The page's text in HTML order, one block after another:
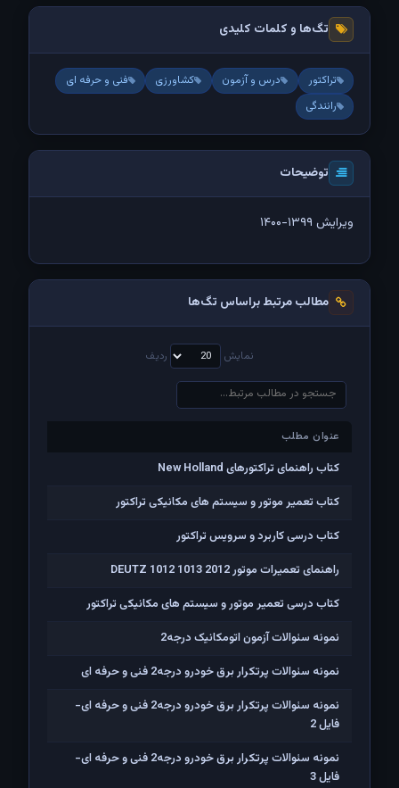
تگ‌ها و کلمات کلیدی
تراکتور درس و آزمون کشاورزی
فنی و حرفه ای
رانندگی
توضیحات
ویرایش ۱۳۹۹-۱۴۰۰
مطالب مرتبط براساس تگ‌ها
نمایش ردیف
عنوان مطلب
عنوان مطلب
کتاب راهنمای تراکتورهای New Holland
کتاب تعمیر موتور و سیستم های مکانیکی تراکتور
کتاب درسی کاربرد و سرویس تراکتور
راهنمای تعمیرات موتور DEUTZ 1012 1013 2012
کتاب درسی تعمیر موتور و سیستم های مکانیکی تراکتور
نمونه سئوالات آزمون اتومکانیک درجه2
نمونه سئوالات پرتکرار برق خودرو درجه2 فنی و حرفه ای
نمونه سئوالات پرتکرار برق خودرو درجه2 فنی و حرفه ای-
فایل 2
نمونه سئوالات پرتکرار برق خودرو درجه2 فنی و حرفه ای-
فایل 3